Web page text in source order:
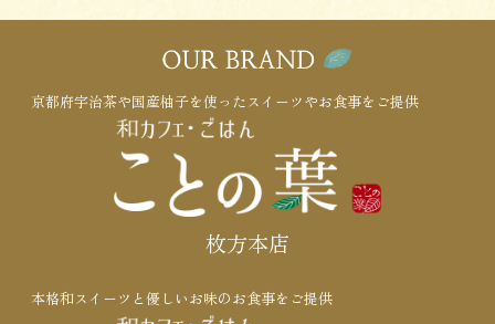
京都府宇治茶や国産柚子を使ったスイーツやお食事をご提供
枚方本店
本格和スイーツと優しいお味のお食事をご提供